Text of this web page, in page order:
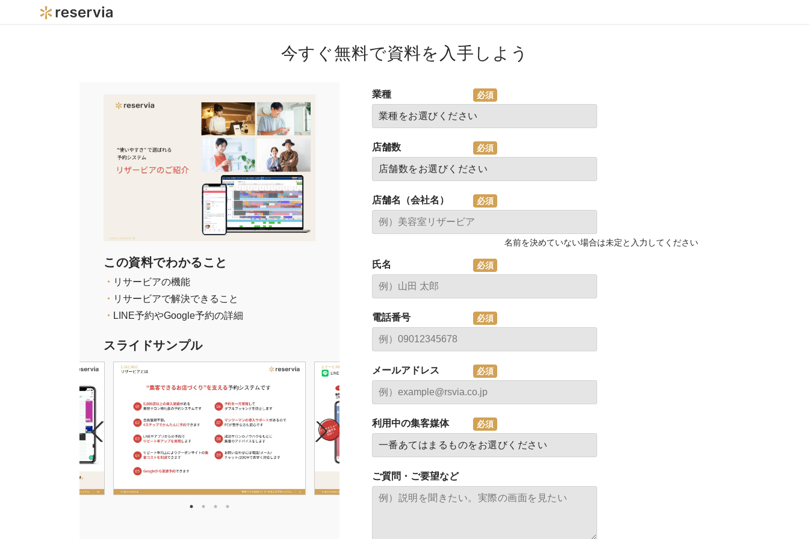
今すぐ無料で資料を入手しよう
この資料でわかること
・ リサービアの機能
・ リサービアで解決できること
・ LINE予約やGoogle予約の詳細
スライドサンプル
業種
店舗数
店舗名（会社名）
名前を決めていない場合は未定と入力してください
氏名
電話番号
メールアドレス
利用中の集客媒体
ご質問・ご要望など